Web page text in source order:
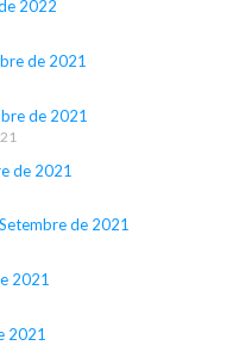
2022
de 2021
de 2021
de 2021
de 2021
2021
2021